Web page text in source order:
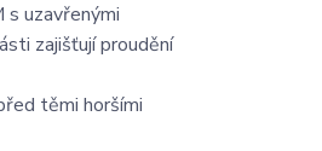
s uzavřenými
zajišťují proudění
těmi horšími